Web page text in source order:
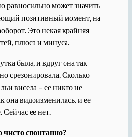
равносильно может значить
позитивный момент, на
Это некая крайняя
плюса и минуса.
была, и вдруг она так
срезонировала. Сколько
висела – ее никто не
она видоизменилась, и ее
Сейчас ее нет.
спонтанно?